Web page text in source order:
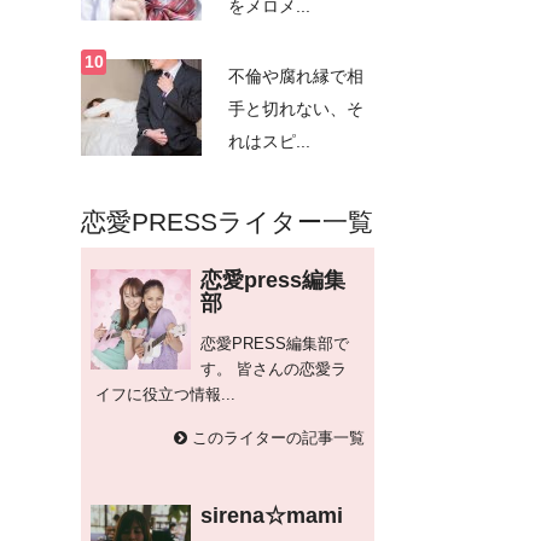
をメロメ...
不倫や腐れ縁で相
手と切れない、そ
れはスピ...
恋愛PRESSライター一覧
恋愛press編集
部
恋愛PRESS編集部で
す。 皆さんの恋愛ラ
イフに役立つ情報...
このライターの記事一覧
sirena☆mami